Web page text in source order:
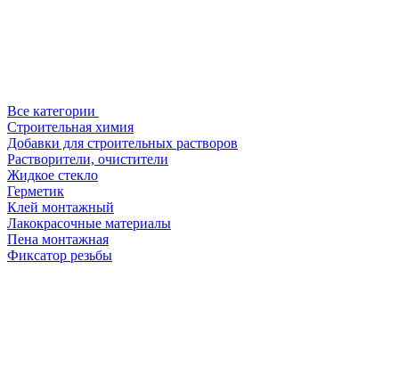
Все категории
Строительная химия
Добавки для строительных растворов
Растворители, очистители
Жидкое стекло
Герметик
Клей монтажный
Лакокрасочные материалы
Пена монтажная
Фиксатор резьбы